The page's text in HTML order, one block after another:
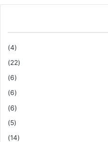
(4)
(22)
(6)
(6)
(6)
(5)
(14)